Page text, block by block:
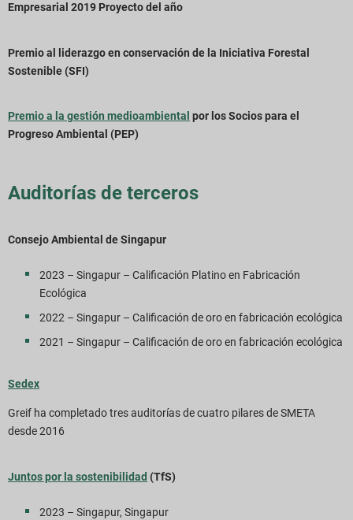
Empresarial 2019 Proyecto del año
Premio al liderazgo en conservación de la Iniciativa Forestal
Sostenible (SFI)
Premio a la gestión medioambiental por los Socios para el
Progreso Ambiental (PEP)
Auditorías de terceros
Consejo Ambiental de Singapur
2023 – Singapur – Calificación Platino en Fabricación
Ecológica
2022 – Singapur – Calificación de oro en fabricación ecológica
2021 – Singapur – Calificación de oro en fabricación ecológica
Sedex
Greif ha completado tres auditorías de cuatro pilares de SMETA
desde 2016
Juntos por la sostenibilidad (TfS)
2023 – Singapur, Singapur